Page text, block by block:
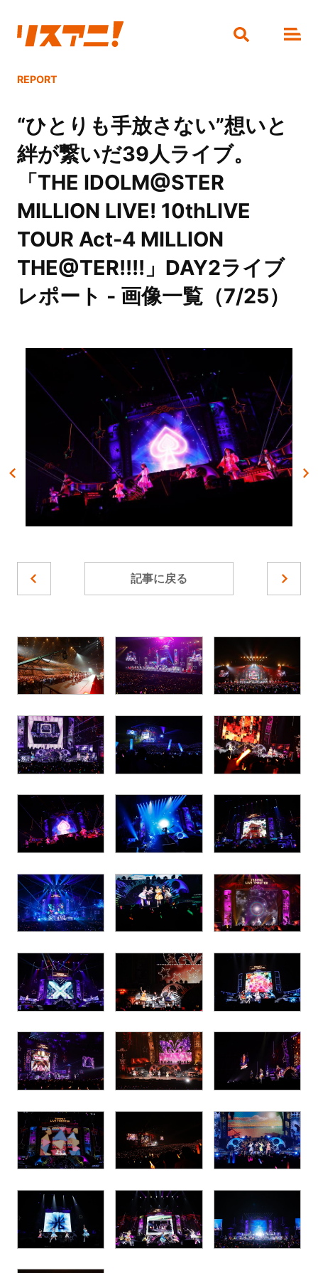
REPORT
“ひとりも手放さない”想いと
絆が繋いだ39人ライブ。
「THE IDOLM@STER
MILLION LIVE! 10thLIVE
TOUR Act-4 MILLION
THE@TER!!!!」DAY2ライブ
レポート - 画像一覧（7/25）
記事に戻る